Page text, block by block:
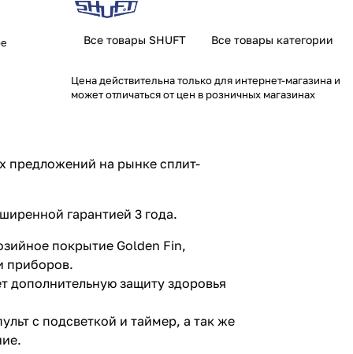
Все товары SHUFT Все товары категории
Цена действительна только для интернет-магазина и
может отличаться от цен в розничных магазинах
предложений на рынке сплит-
гарантией 3 года.
покрытие Golden Fin,
приборов.
дополнительную защиту здоровья
с подсветкой и таймер, а так же